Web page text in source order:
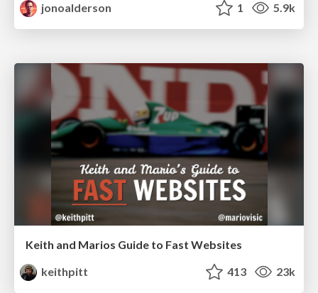
jonoalderson
1 5.9k
Keith and Marios Guide to Fast Websites
keithpitt
413 23k